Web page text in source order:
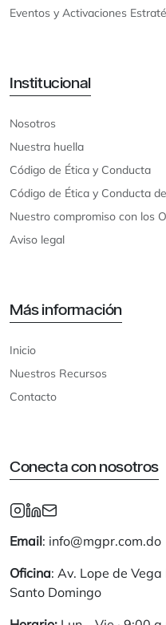
Eventos y Activaciones
Institucional
Nosotros
Nuestra huella
Código de Ética y Conducta
Código de Ética y Conducta
Nuestro compromiso con los
Aviso legal
Más información
Inicio
Nuestros Recursos
Contacto
Conecta con nosotros
Email: info@mgpr.com.do
Oficina: Av. Lope de
Santo Domingo